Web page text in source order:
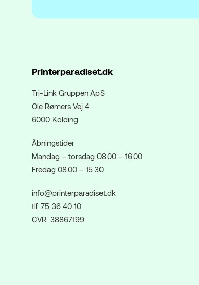
Printerparadiset.dk
Tri-Link Gruppen ApS
Ole Rømers Vej 4
6000 Kolding
Åbningstider
Mandag – torsdag 08.00 – 16.00
Fredag 08.00 – 15.30
info@printerparadiset.dk
tlf. 75 36 40 10
CVR: 38867199